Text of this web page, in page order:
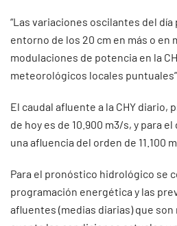
“Las variaciones oscilantes del
entorno de los 20 cm en más o en
modulaciones de potencia en la
meteorológicos locales puntuales”.
El caudal afluente a la CHY diario,
de hoy es de 10.900 m3/s, y para
una afluencia del orden de 11.100
Para el pronóstico hidrológico se
programación energética y las
afluentes (medias diarias) que